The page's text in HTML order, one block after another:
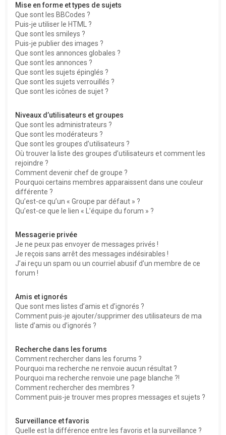
Mise en forme et types de sujets
Que sont les BBCodes ?
Puis-je utiliser le HTML ?
Que sont les smileys ?
Puis-je publier des images ?
Que sont les annonces globales ?
Que sont les annonces ?
Que sont les sujets épinglés ?
Que sont les sujets verrouillés ?
Que sont les icônes de sujet ?
Niveaux d’utilisateurs et groupes
Que sont les administrateurs ?
Que sont les modérateurs ?
Que sont les groupes d’utilisateurs ?
Où trouver la liste des groupes d’utilisateurs et comment les
rejoindre ?
Comment devenir chef de groupe ?
Pourquoi certains membres apparaissent dans une couleur
différente ?
Qu’est-ce qu’un « Groupe par défaut » ?
Qu’est-ce que le lien « L’équipe du forum » ?
Messagerie privée
Je ne peux pas envoyer de messages privés !
Je reçois sans arrêt des messages indésirables !
J’ai reçu un spam ou un courriel abusif d’un membre de ce
forum !
Amis et ignorés
Que sont mes listes d’amis et d’ignorés ?
Comment puis-je ajouter/supprimer des utilisateurs de ma
liste d’amis ou d’ignorés ?
Recherche dans les forums
Comment rechercher dans les forums ?
Pourquoi ma recherche ne renvoie aucun résultat ?
Pourquoi ma recherche renvoie une page blanche ?!
Comment rechercher des membres ?
Comment puis-je trouver mes propres messages et sujets ?
Surveillance et favoris
Quelle est la différence entre les favoris et la surveillance ?